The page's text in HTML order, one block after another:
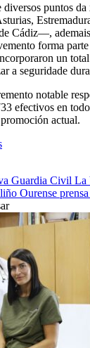
diversos puntos
Cádiz—,
forma
un
a seguridade
notable
efectivos en
actual.
Guardia Civil La
Ourense prensa